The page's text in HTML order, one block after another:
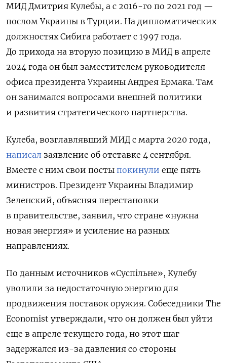
МИД Дмитрия Кулебы, а с 2016-го по 2021 год —
послом Украины в Турции. На дипломатических
должностях Сибига работает с 1997 года.
До прихода на вторую позицию в МИД в апреле
2024 года он был заместителем руководителя
офиса президента Украины Андрея Ермака. Там
он занимался вопросами внешней политики
и развития стратегического партнерства.
Кулеба, возглавлявший МИД с марта 2020 года,
написал заявление об отставке 4 сентября.
Вместе с ним свои посты покинули еще пять
министров. Президент Украины Владимир
Зеленский, объясняя перестановки
в правительстве, заявил, что стране «нужна
новая энергия» и усиление на разных
направлениях.
По данным источников «Суспільне», Кулебу
уволили за недостаточную энергию для
продвижения поставок оружия. Собеседники The
Economist утверждали, что он должен был уйти
еще в апреле текущего года, но этот шаг
задержался из-за давления со стороны